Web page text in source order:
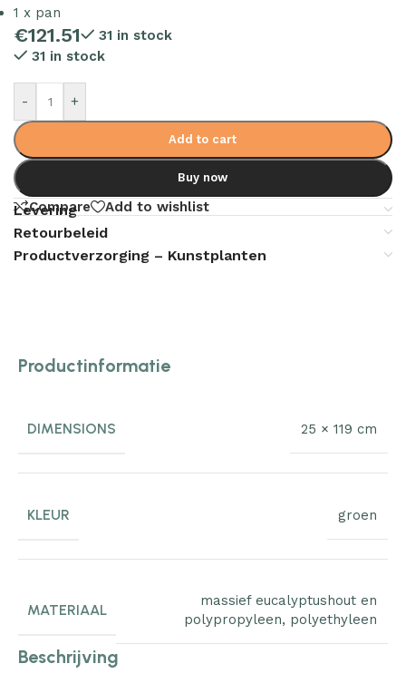
1 x pan
€121.51
31 in stock
31 in stock
- +
Add to cart
Buy now
Compare Add to wishlist
Levering
Retourbeleid
Productverzorging – Kunstplanten
Productinformatie
DIMENSIONS 25 × 119 cm
KLEUR groen
MATERIAAL
massief eucalyptushout en
polypropyleen, polyethyleen
Beschrijving